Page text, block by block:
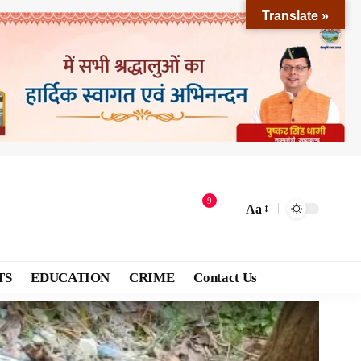
9
Aa
EDUCATION CRIME Contact Us
Translate »